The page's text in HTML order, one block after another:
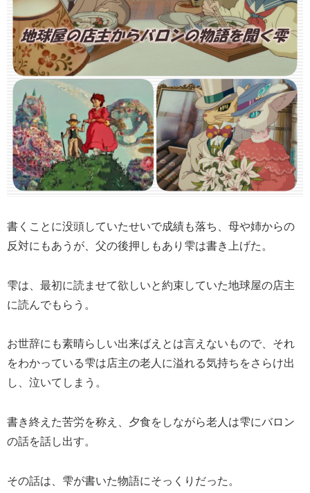
書くことに没頭していたせいで成績も落ち、母や姉からの
反対にもあうが、父の後押しもあり雫は書き上げた。
雫は、最初に読ませて欲しいと約束していた地球屋の店主
に読んでもらう。
お世辞にも素晴らしい出来ばえとは言えないもので、それ
をわかっている雫は店主の老人に溢れる気持ちをさらけ出
し、泣いてしまう。
書き終えた苦労を称え、夕食をしながら老人は雫にバロン
の話を話し出す。
その話は、雫が書いた物語にそっくりだった。